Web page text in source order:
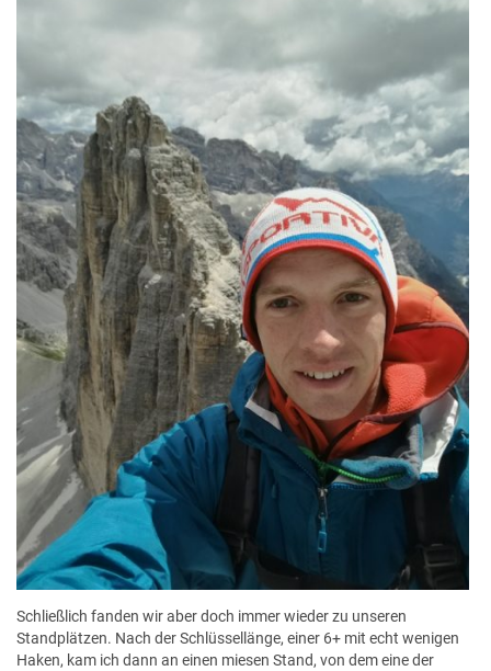
Schließlich fanden wir aber doch immer wieder zu unseren
Standplätzen. Nach der Schlüssellänge, einer 6+ mit echt wenigen
Haken, kam ich dann an einen miesen Stand, von dem eine der